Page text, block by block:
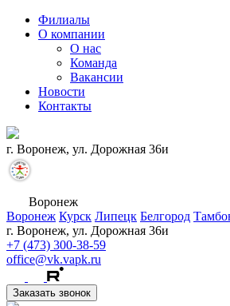
Филиалы
О компании
О нас
Команда
Вакансии
Новости
Контакты
г. Воронеж, ул. Дорожная 36и
Воронеж
Воронеж Курск Липецк Белгород
г. Воронеж, ул. Дорожная 36и
+7 (473) 300-38-59
office@vk.vapk.ru
Заказать звонок